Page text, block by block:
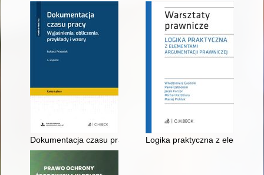
Dokumentacja czasu pracy : wyjaśnienia, obliczenia,
Logika praktyczna z